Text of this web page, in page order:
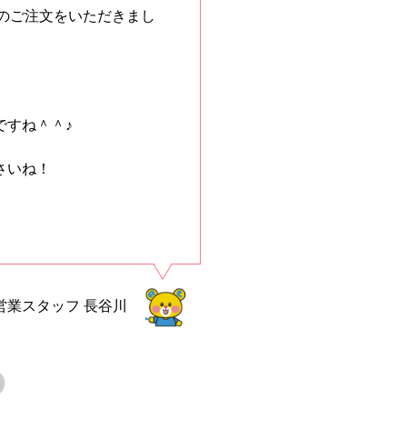
ご注文をいただきまし
すね＾＾♪
ね！
業スタッフ 長谷川